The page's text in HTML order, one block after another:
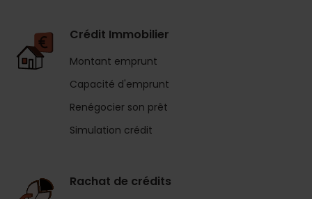
Crédit Immobilier
Montant emprunt
Capacité d'emprunt
Renégocier son prêt
Simulation crédit
Rachat de crédits